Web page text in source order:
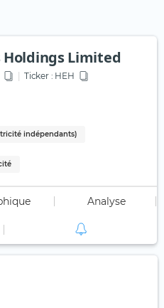
Holdings Limited
Ticker : HEH
indépendants)
Analyse